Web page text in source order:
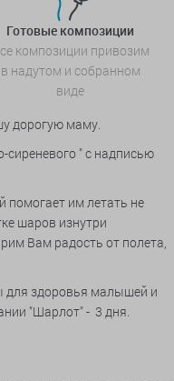
Готовые композиции
композиции привозим
в надутом и собранном
виде
дорогую маму.
" с надписью
помогает им летать не
шаров изнутри
Вам радость от полета,
для здоровья малышей и
"Шарлот" - 3 дня.